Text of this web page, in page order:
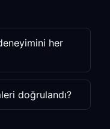
her
doğrulandı?